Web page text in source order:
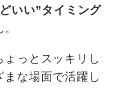
いい”タイミング
っとスッキリし
な場面で活躍し